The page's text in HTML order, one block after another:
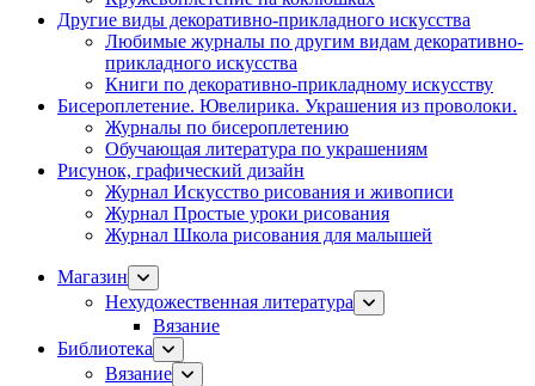
Другие виды декоративно-прикладного искусства
Любимые журналы по другим видам декоративно-
прикладного искусства
Книги по декоративно-прикладному искусству
Бисероплетение. Ювелирика. Украшения из проволоки.
Журналы по бисероплетению
Обучающая литература по украшениям
Рисунок, графический дизайн
Журнал Искусство рисования и живописи
Журнал Простые уроки рисования
Журнал Школа рисования для малышей
Магазин
Нехудожественная литература
Вязание
Библиотека
Вязание